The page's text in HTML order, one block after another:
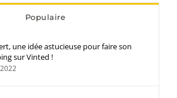
Populaire
une idée astucieuse pour faire son
sur Vinted !